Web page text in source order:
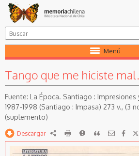
Menú
Tango que me hiciste
La Época. Santiago : Impresiones
1987-1998 (Santiago : Impasa) 273 v., (3
(suplemento)
Descargar RDF imprimirReportarCitar